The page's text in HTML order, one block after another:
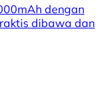
dengan
dibawa dan